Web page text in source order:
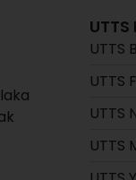
UTTS
UTTS
UTTS
UTTS